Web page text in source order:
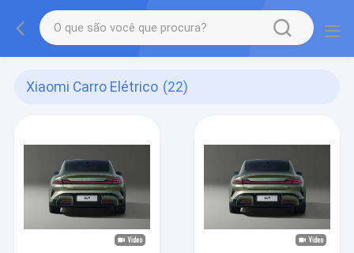
Xiaomi Carro Elétrico (22)